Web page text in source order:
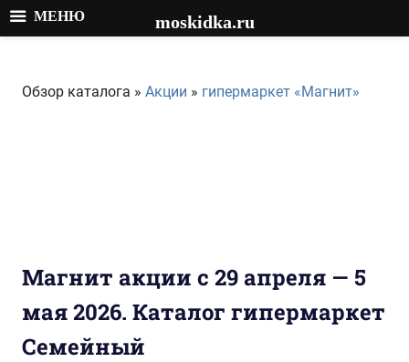
содержимому
Обзор каталога » Акции » гипермаркет «Магнит»
Магнит акции с 29 апреля — 5
мая 2026. Каталог гипермаркет
Семейный
МЕНЮ moskidka.ru